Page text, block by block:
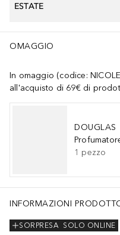
ESTATE
OMAGGIO
In omaggio (codice:
all'acquisto di 69€ di
DOUGLAS
1 pezzo
INFORMAZIONI
SOLO ONLINE
SORPRESA